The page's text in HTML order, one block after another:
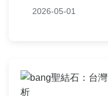
題。內容基於傳
2026-05-01